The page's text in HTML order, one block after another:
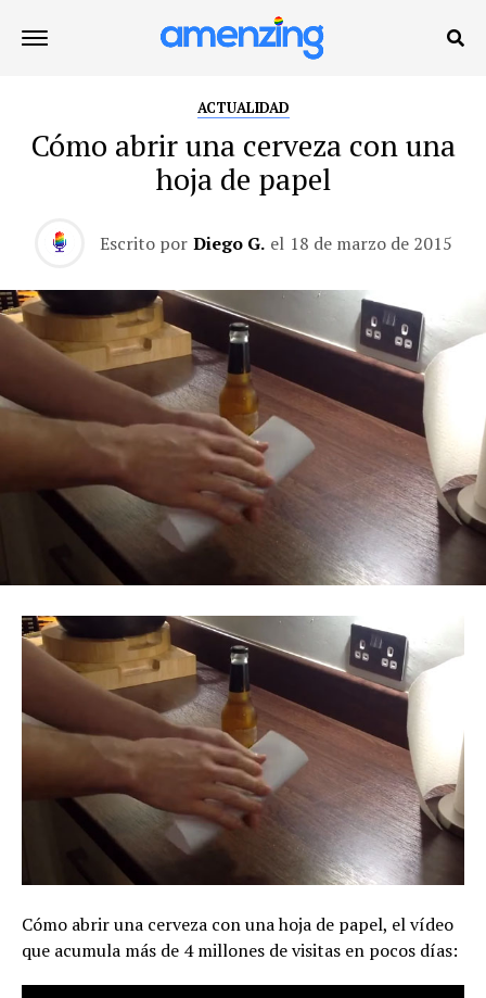
ACTUALIDAD
Cómo abrir una cerveza con una
hoja de papel
Escrito por Diego G. el 18 de marzo de 2015
Cómo abrir una cerveza con una hoja de papel, el vídeo
que acumula más de 4 millones de visitas en pocos días: